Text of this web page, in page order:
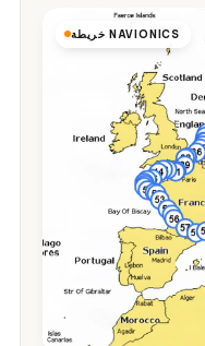
خريطة NAVIONICS